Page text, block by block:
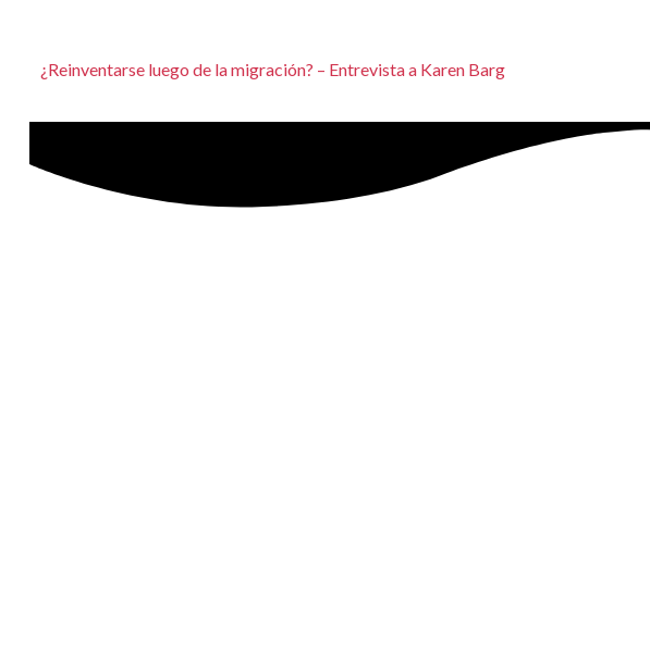
¿Reinventarse luego de la migración? – Entrevista a Karen Barg